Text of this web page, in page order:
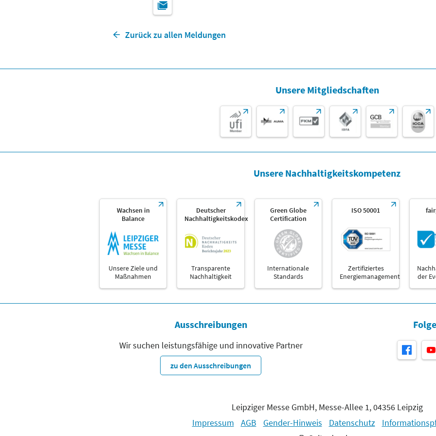
Zurück zu allen Meldungen
Unsere Mitgliedschaften
Unsere Nachhaltigkeitskompetenz
Wachsen in
Balance
Unsere Ziele und
Maßnahmen
Deutscher
Nachhaltigkeitskodex
Transparente
Nachhaltigkeit
Green Globe
Certification
Internationale
Standards
ISO 50001
Zertifiziertes
Energiemanagement
der
Ausschreibungen
Wir suchen leistungsfähige und innovative Partner
zu den Ausschreibungen
Leipziger Messe GmbH, Messe-Allee 1, 04356 Leipzig
Impressum
AGB Gender-Hinweis Datenschutz